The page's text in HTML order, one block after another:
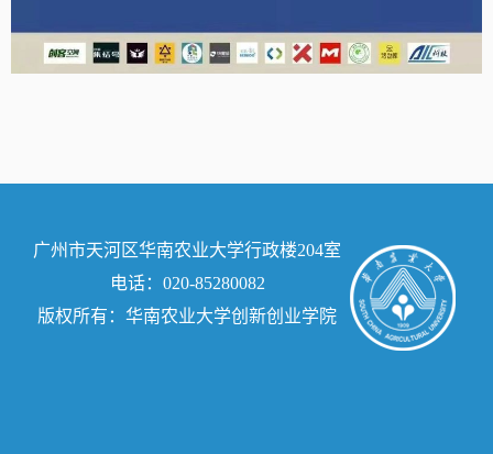
广州市天河区华南农业大学行政楼204室
电话：020-85280082
版权所有：华南农业大学创新创业学院